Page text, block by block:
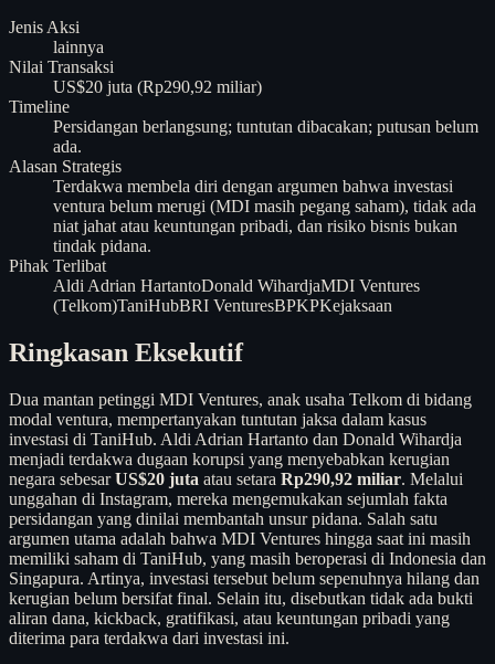
Jenis Aksi
lainnya
Nilai Transaksi
US$20 juta (Rp290,92 miliar)
Timeline
Persidangan berlangsung; tuntutan dibacakan; putusan belum
ada.
Alasan Strategis
Terdakwa membela diri dengan argumen bahwa investasi
ventura belum merugi (MDI masih pegang saham), tidak ada
niat jahat atau keuntungan pribadi, dan risiko bisnis bukan
tindak pidana.
Pihak Terlibat
Aldi Adrian HartantoDonald WihardjaMDI Ventures
(Telkom)TaniHubBRI VenturesBPKPKejaksaan
Ringkasan Eksekutif
Dua mantan petinggi MDI Ventures, anak usaha Telkom di bidang
modal ventura, mempertanyakan tuntutan jaksa dalam kasus
investasi di TaniHub. Aldi Adrian Hartanto dan Donald Wihardja
menjadi terdakwa dugaan korupsi yang menyebabkan kerugian
negara sebesarUS$20 juta atau setara Rp290,92 miliar. Melalui
unggahan di Instagram, mereka mengemukakan sejumlah fakta
persidangan yang dinilai membantah unsur pidana. Salah satu
argumen utama adalah bahwa MDI Ventures hingga saat ini masih
memiliki saham di TaniHub, yang masih beroperasi di Indonesia dan
Singapura. Artinya, investasi tersebut belum sepenuhnya hilang dan
kerugian belum bersifat final. Selain itu, disebutkan tidak ada bukti
aliran dana, kickback, gratifikasi, atau keuntungan pribadi yang
diterima para terdakwa dari investasi ini.